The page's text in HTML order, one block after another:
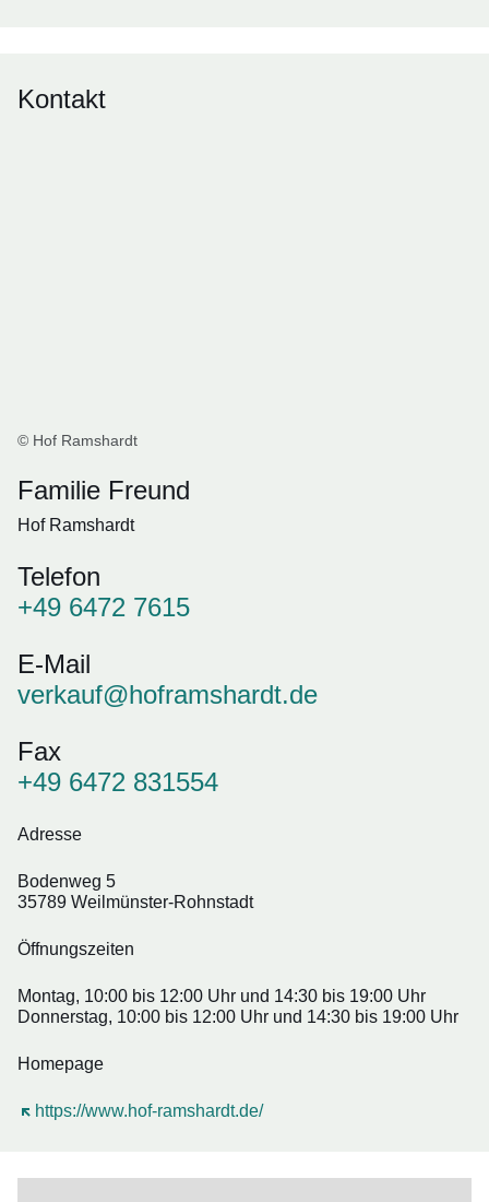
Kontakt
© Hof Ramshardt
Familie Freund
Hof Ramshardt
Telefon
+49 6472 7615
E-Mail
verkauf@hoframshardt.de
Fax
+49 6472 831554
Adresse
Bodenweg 5
35789 Weilmünster-Rohnstadt
Öffnungszeiten
Montag, 10:00 bis 12:00 Uhr und 14:30 bis 19:00 Uhr
Donnerstag, 10:00 bis 12:00 Uhr und 14:30 bis 19:00 Uhr
Homepage
https://www.hof-ramshardt.de/
Öffnet sich in einem neuen Fenster